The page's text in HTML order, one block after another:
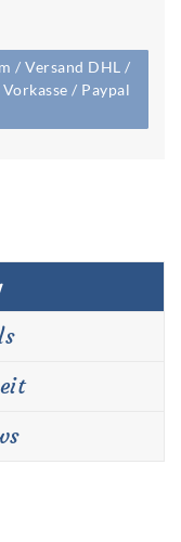
/ Versand DHL /
/ Paypal